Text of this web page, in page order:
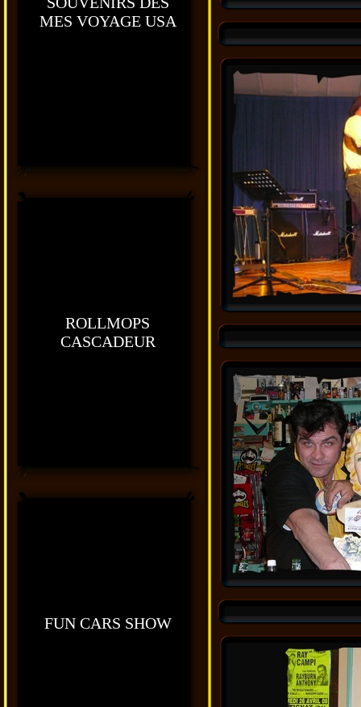
MES VOYAGE USA
ROLLMOPS
CASCADEUR
FUN CARS SHOW